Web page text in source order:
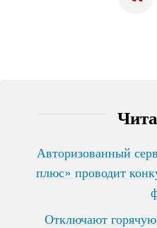
Авторизованный
плюс» проводит
Отключают